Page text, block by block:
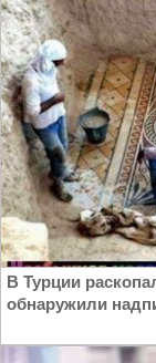
В Турции
обнаружили